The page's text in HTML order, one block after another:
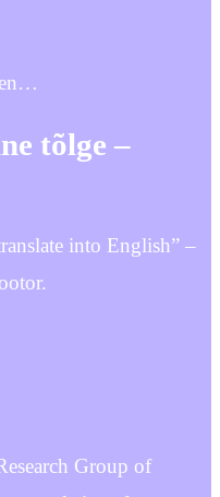
tõlge –
into English” –
Group of